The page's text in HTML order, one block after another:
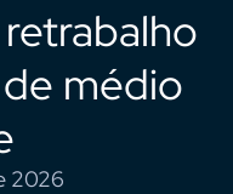
médio
2026